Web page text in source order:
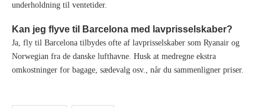
underholdning til ventetider.
Kan jeg flyve til Barcelona med lavprisselskaber?
Ja, fly til Barcelona tilbydes ofte af lavprisselskaber som Ryanair og
Norwegian fra de danske lufthavne. Husk at medregne ekstra
omkostninger for bagage, sædevalg osv., når du sammenligner priser.